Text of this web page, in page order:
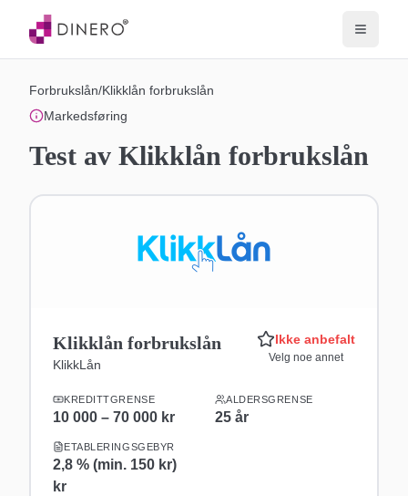
Forbrukslån/Klikklån forbrukslån
Markedsføring
Test av Klikklån forbrukslån
Klikklån forbrukslån
KlikkLån
Ikke anbefalt
Velg noe annet
KREDITTGRENSE
10 000 – 70 000 kr
ALDERSGRENSE
25 år
ETABLERINGSGEBYR
2,8 % (min. 150 kr)
kr